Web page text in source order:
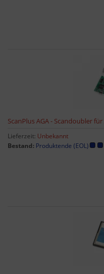
ScanPlus AGA - Scandoubler
Lieferzeit: Unbekannt
Bestand: Produktende (EOL)